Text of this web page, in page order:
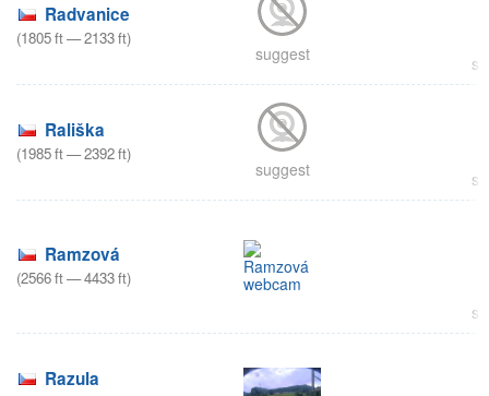
Radvanice
(1805ft—2133ft)
suggest
Rališka
(1985ft—2392ft)
suggest
Ramzová
(2566ft—4433ft)
Razula